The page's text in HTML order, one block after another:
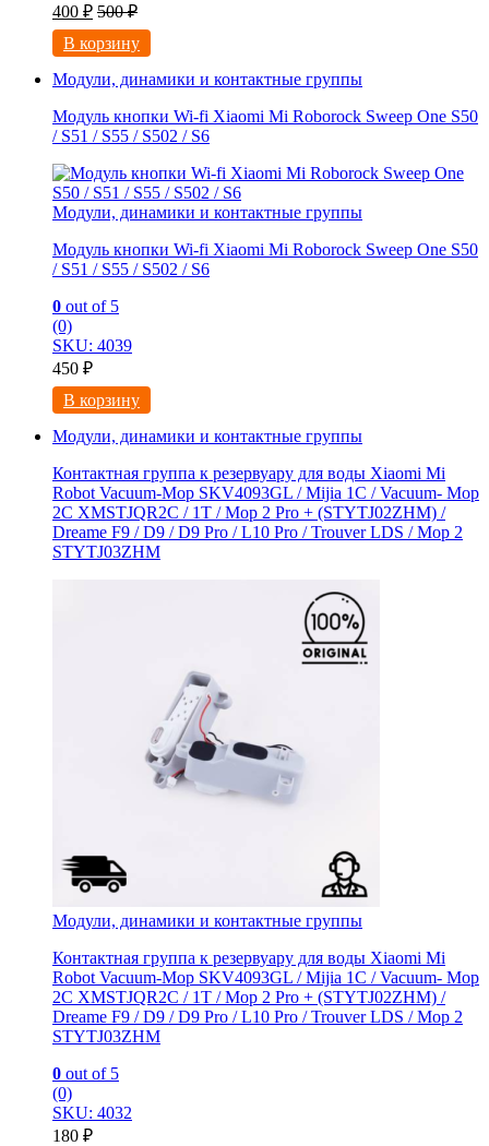
400 ₽ 500₽
В корзину
Модули, динамики и контактные группы
Модуль кнопки Wi-fi Xiaomi Mi Roborock Sweep One S50
/ S51 / S55 / S502 / S6
Модули, динамики и контактные группы
Модуль кнопки Wi-fi Xiaomi Mi Roborock Sweep One S50
/ S51 / S55 / S502 / S6
0 out of 5
(0)
SKU: 4039
450 ₽
В корзину
Модули, динамики и контактные группы
Контактная группа к резервуару для воды Xiaomi Mi
Robot Vacuum-Mop SKV4093GL / Mijia 1C / Vacuum- Mop
2C XMSTJQR2C / 1T / Mop 2 Pro + (STYTJ02ZHM) /
Dreame F9 / D9 / D9 Pro / L10 Pro / Trouver LDS / Mop 2
STYTJ03ZHM
Модули, динамики и контактные группы
Контактная группа к резервуару для воды Xiaomi Mi
Robot Vacuum-Mop SKV4093GL / Mijia 1C / Vacuum- Mop
2C XMSTJQR2C / 1T / Mop 2 Pro + (STYTJ02ZHM) /
Dreame F9 / D9 / D9 Pro / L10 Pro / Trouver LDS / Mop 2
STYTJ03ZHM
0 out of 5
(0)
SKU: 4032
180 ₽